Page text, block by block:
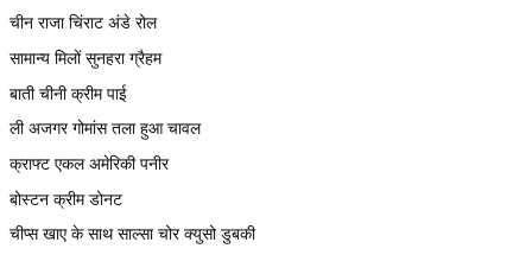
चीन राजा चिंराट अंडे रोल
सामान्य मिलों सुनहरा ग्रैहम
बाती चीनी क्रीम पाई
ली अजगर गोमांस तला हुआ चावल
क्राफ्ट एकल अमेरिकी पनीर
बोस्टन क्रीम डोनट
चीप्स खाए के साथ साल्सा चोर क्युसो डुबकी